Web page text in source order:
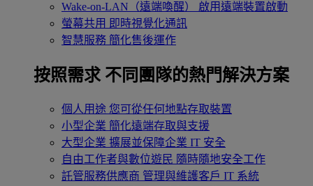
Wake-on-LAN（遠端喚醒）
啟用遠端裝置啟動
螢幕共用 即時視覺化通訊
智慧服務 簡化售後運作
按照需求 不同團隊的熱門解決方案
個人用途 您可從任何地點存取裝置
小型企業 簡化遠端存取與支援
大型企業 擴展並保障企業 IT 安全
自由工作者與數位遊民 隨時隨地安全工作
託管服務供應商 管理與維護客戶 IT 系統